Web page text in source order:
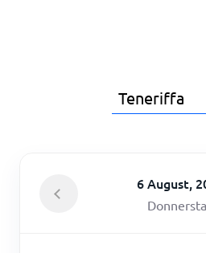
6 August,